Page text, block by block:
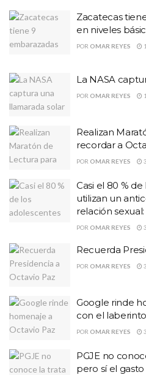
Zacatecas
en niveles
POR OMAR REYES
La NASA
POR OMAR REYES
Realizan
recordar a
POR OMAR REYES
Casi el 80 %
utilizan un
relación sexual:
POR OMAR REYES
Recuerda
POR OMAR REYES
Google rinde
con el laberinto
POR OMAR REYES
PGJE no
pero sí el